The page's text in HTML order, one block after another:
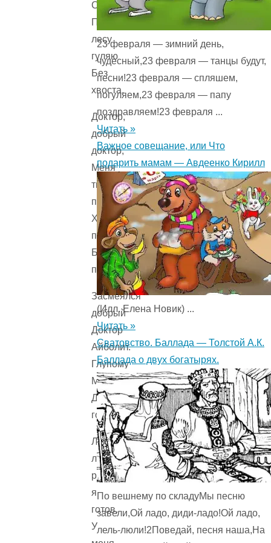
Сирота,
По
лесу
гуляю
Без
хвоста.
Доктор,
добрый
доктор,
Меня
ты
пожалей,
Хвостик
поскорее
Бедному
пришей!
Засмеялся
добрый
Доктор
Айболит.
Глупому
Медведю
Доктор
говорит:
Ладно,
ладно,
родной,
я
готов.
У
23 февраля — зимний день,
чудесный,23 февраля — танцы будут,
песни!23 февраля — спляшем,
погуляем,23 февраля — папу
поздравляем!23 февраля ...
Читать »
Важное совещание, или Что
подарить мамам — Авдеенко Кирилл
(Илл. Елена Новик) ...
Читать »
Сватовство. Баллада — Толстой А.К.
Баллада о двух богатырях.
По вешнему по складуМы песню
завели,Ой ладо, диди-ладо!Ой ладо,
лель-люли!2Поведай, песня наша,На